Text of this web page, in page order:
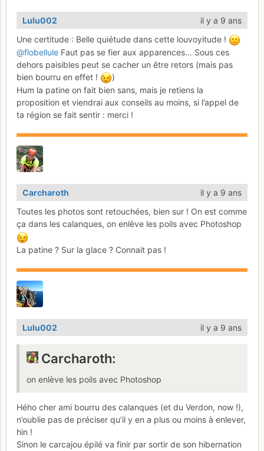
Lulu002
il y a 9 ans
Une certitude : Belle quiétude dans cette louvoyitude !
@flobellule Faut pas se fier aux apparences… Sous ces
dehors paisibles peut se cacher un être retors (mais pas
bien bourru en effet !
)
Hum la patine on fait bien sans, mais je retiens la
proposition et viendrai aux conseils au moins, si l’appel de
ta région se fait sentir : merci !
Carcharoth
il y a 9 ans
Toutes les photos sont retouchées, bien sur ! On est comme
ça dans les calanques, on enlève les poils avec Photoshop
La patine ? Sur la glace ? Connait pas !
Lulu002 il y a 9 ans
Carcharoth:
on enlève les poils avec Photoshop
Hého cher ami bourru des calanques (et du Verdon, now !),
n’oublie pas de préciser qu’il y en a plus ou moins à enlever,
hin !
Sinon le carcajou épilé va finir par sortir de son hibernation